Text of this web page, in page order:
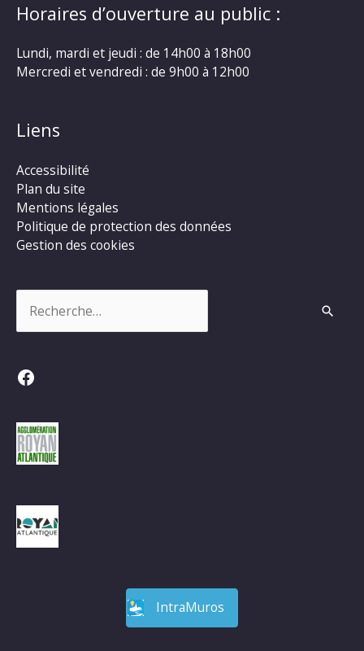
Horaires d’ouverture au public :
Lundi, mardi et jeudi : de 14h00 à 18h00
Mercredi et vendredi : de 9h00 à 12h00
Liens
Accessibilité
Plan du site
Mentions légales
Politique de protection des données
Gestion des cookies
Facebook
IntraMuros